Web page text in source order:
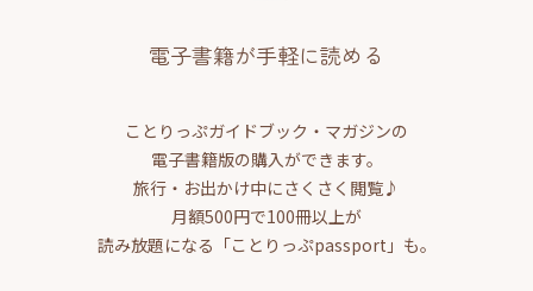
電子書籍が手軽に読める
ことりっぷガイドブック・マガジンの
電子書籍版の購入ができます。
旅行・お出かけ中にさくさく閲覧♪
月額500円で100冊以上が
読み放題になる「ことりっぷpassport」も。